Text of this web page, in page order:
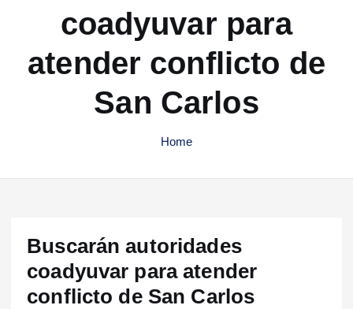
coadyuvar para
atender conflicto de
San Carlos
Home
Buscarán autoridades
coadyuvar para atender
conflicto de San Carlos